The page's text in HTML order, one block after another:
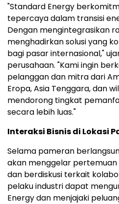
"Standard Energy
tepercaya dalam transisi
Dengan mengintegrasikan
menghadirkan solusi yang
bagi pasar internasional,"
perusahaan. "Kami ingin
pelanggan dan mitra dari
Eropa, Asia Tenggara, dan
mendorong tingkat
secara lebih luas."
Interaksi Bisnis di Lokasi
Selama pameran
akan menggelar pertemuan
dan berdiskusi terkait
pelaku industri dapat
Energy dan menjajaki